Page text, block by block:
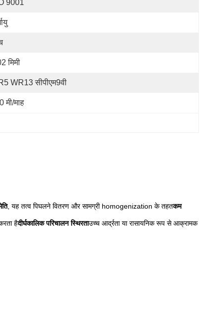
9001
मिमी
WR13 सीपीएम9वी
मी/माह
, यह तत्व पिघलने वितरण और सामग्री homogenization के तहतकम
हैदीर्घकालिक परिचालन स्थिरताउच्च आर्द्रता या रासायनिक रूप से आक्रामक